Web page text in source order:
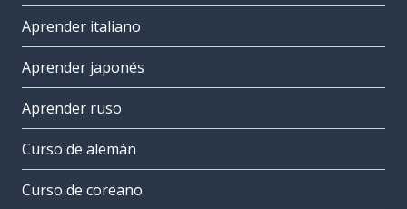
Aprender italiano
Aprender japonés
Aprender ruso
Curso de alemán
Curso de coreano